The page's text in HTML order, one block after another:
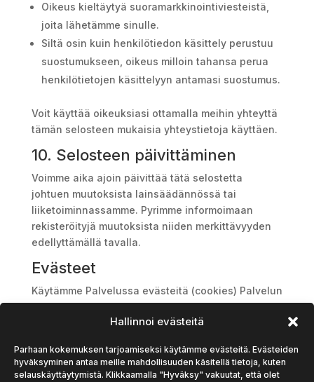
Hallinnoi evästeitä
Parhaan kokemuksen tarjoamiseksi käytämme evästeitä. Evästeiden
hyväksyminen antaa meille mahdollisuuden käsitellä tietoja, kuten
selauskäyttäytymistä. Klikkaamalla "Hyväksy" vakuutat, että olet
Oikeus kieltäytyä suoramarkkinointiviesteistä,
joita lähetämme sinulle.
Siltä osin kuin henkilötiedon käsittely perustuu
suostumukseen, oikeus milloin tahansa perua
henkilötietojen käsittelyyn antamasi suostumus.
Voit käyttää oikeuksiasi ottamalla meihin yhteyttä
tämän selosteen mukaisia yhteystietoja käyttäen.
10. Selosteen päivittäminen
Voimme aika ajoin päivittää tätä selostetta
johtuen muutoksista lainsäädännössä tai
liiketoiminnassamme. Pyrimme informoimaan
rekisteröityjä muutoksista niiden merkittävyyden
edellyttämällä tavalla.
Evästeet
Käytämme Palvelussa evästeitä (cookies) Palvelun
käytön mahdollistamiseksi ja helpottamiseksi.
Eväste on pieni, käyttäjän selaimelle tallennettava
parantamaan Palvelun toiminnallisuutta. Voit
estää evästeiden käytön selaimesi asetuksista.